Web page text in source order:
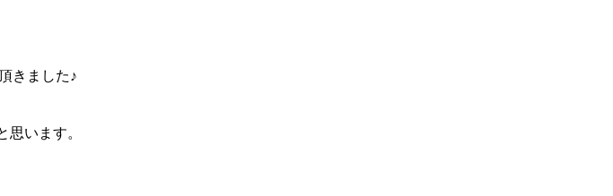
きました♪
思います。